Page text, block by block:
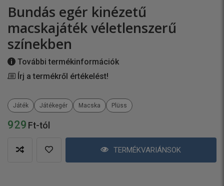
Bundás egér kinézetű
macskajáték véletlenszerű
színekben
929 Ft-tól
TERMÉKVARIÁNSOK
További termékinformációk
Írj a termékről értékelést!
Játék Játékegér Macska Plüss